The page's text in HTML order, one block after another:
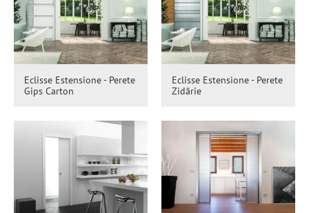
Eclisse Estensione - Perete
Gips Carton
Eclisse Estensione - Perete
Zidărie